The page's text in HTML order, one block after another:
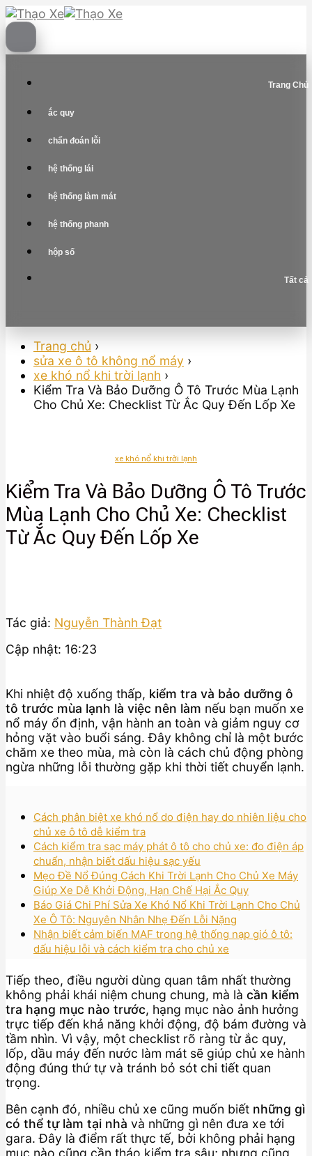
Skip
to
content
Trang Chủ
ắc quy
chẩn đoán lỗi
hệ thống lái
hệ thống làm mát
hệ thống phanh
hộp số
Tất cả
Trang chủ ›
sửa xe ô tô không nổ máy ›
xe khó nổ khi trời lạnh ›
Kiểm Tra Và Bảo Dưỡng Ô Tô Trước Mùa Lạnh
Cho Chủ Xe: Checklist Từ Ắc Quy Đến Lốp Xe
xe khó nổ khi trời lạnh
Kiểm Tra Và Bảo Dưỡng Ô Tô Trước
Mùa Lạnh Cho Chủ Xe: Checklist
Từ Ắc Quy Đến Lốp Xe
Tác giả: Nguyễn Thành Đạt
Cập nhật: 16:23
Khi nhiệt độ xuống thấp, kiểm tra và bảo dưỡng ô
tô trước mùa lạnh là việc nên làm nếu bạn muốn xe
nổ máy ổn định, vận hành an toàn và giảm nguy cơ
hỏng vặt vào buổi sáng. Đây không chỉ là một bước
chăm xe theo mùa, mà còn là cách chủ động phòng
ngừa những lỗi thường gặp khi thời tiết chuyển lạnh.
Cách phân biệt xe khó nổ do điện hay do nhiên liệu cho
chủ xe ô tô dễ kiểm tra
Cách kiểm tra sạc máy phát ô tô cho chủ xe: đo điện áp
chuẩn, nhận biết dấu hiệu sạc yếu
Mẹo Đề Nổ Đúng Cách Khi Trời Lạnh Cho Chủ Xe Máy
Giúp Xe Dễ Khởi Động, Hạn Chế Hại Ắc Quy
Báo Giá Chi Phí Sửa Xe Khó Nổ Khi Trời Lạnh Cho Chủ
Xe Ô Tô: Nguyên Nhân Nhẹ Đến Lỗi Nặng
Nhận biết cảm biến MAF trong hệ thống nạp gió ô tô:
dấu hiệu lỗi và cách kiểm tra cho chủ xe
Tiếp theo, điều người dùng quan tâm nhất thường
không phải khái niệm chung chung, mà là cần kiểm
tra hạng mục nào trước, hạng mục nào ảnh hưởng
trực tiếp đến khả năng khởi động, độ bám đường và
tầm nhìn. Vì vậy, một checklist rõ ràng từ ắc quy,
lốp, dầu máy đến nước làm mát sẽ giúp chủ xe hành
động đúng thứ tự và tránh bỏ sót chi tiết quan
trọng.
Bên cạnh đó, nhiều chủ xe cũng muốn biết những gì
có thể tự làm tại nhà và những gì nên đưa xe tới
gara. Đây là điểm rất thực tế, bởi không phải hạng